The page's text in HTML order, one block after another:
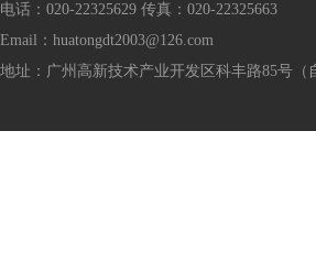
电话：020-22325629 传真：020-22325663
Email：huatongdt2003@126.com
地址：广州高新技术产业开发区科丰路85号（